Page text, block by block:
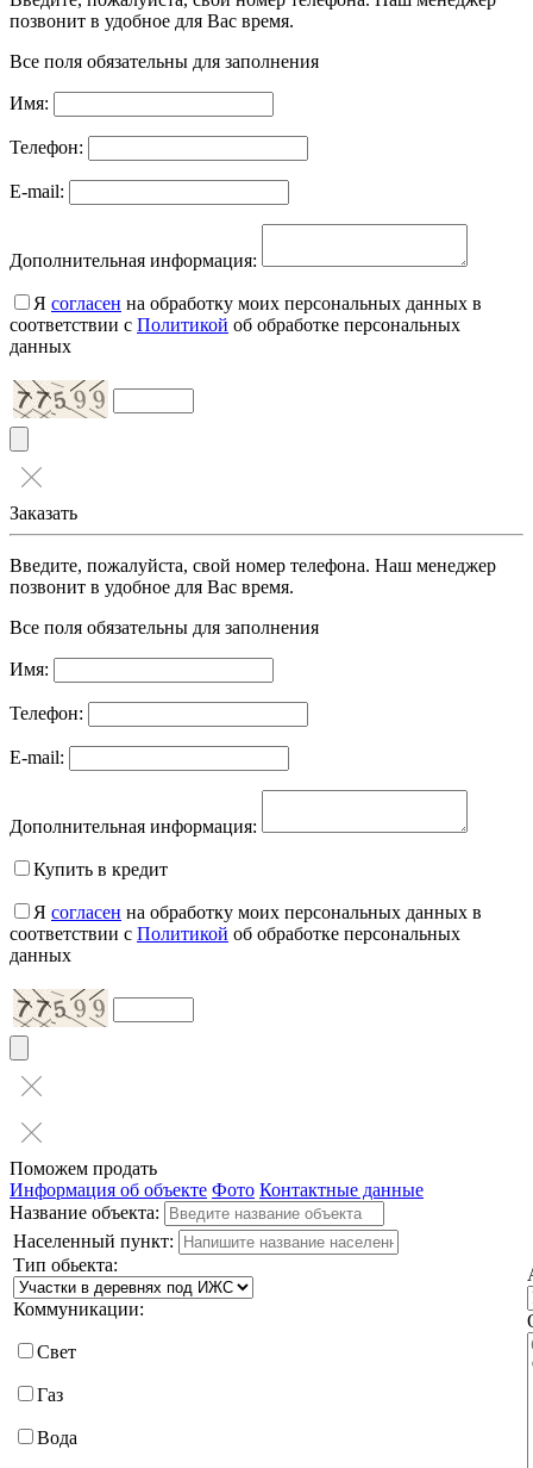
позвонит в удобное для Вас время.
Все поля обязательны для заполнения
Имя:
Телефон:
E-mail:
Дополнительная информация:
Я согласен на обработку моих персональных данных в
соответствии с Политикой об обработке персональных
данных
Заказать
Введите, пожалуйста, свой номер телефона. Наш менеджер
позвонит в удобное для Вас время.
Все поля обязательны для заполнения
Имя:
Телефон:
E-mail:
Дополнительная информация:
Купить в кредит
Я согласен на обработку моих персональных данных в
соответствии с Политикой об обработке персональных
данных
Поможем продать
Информация об объекте Фото Контактные данные
Название объекта:
Населенный пункт:
Тип обьекта:
Коммуникации:
Свет
Газ
Вода